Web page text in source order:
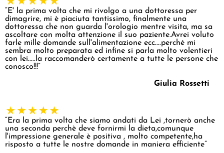
“E' la prima volta che mi rivolgo a una dottoressa per
dimagrire, mi è piaciuta tantissimo, finalmente una
dottoressa che non guarda l'orologio mentre visita, ma sa
ascoltare con molta attenzione il suo paziente.Avrei voluto
farle mille domande sull'alimentazione ecc....perché mi
sembra molto preparata ed infine si parla molto volentieri
con lei.....la raccomanderò certamente a tutte le persone che
conosco!!!”
Giulia Rossetti
“Era la prima volta che siamo andati da Lei ,tornerò anche
una seconda perchè deve fornirmi la dieta,comunque
l'impressione generale è positiva , molto competente,ha
risposto a tutte le nostre domande in maniera efficiente”